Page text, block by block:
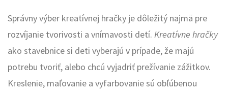
Správny výber kreatívnej hračky je dôležitý najmä pre
rozvíjanie tvorivosti a vnímavosti detí. Kreatívne hračky
ako stavebnice si deti vyberajú v prípade, že majú
potrebu tvoriť, alebo chcú vyjadriť prežívanie zážitkov.
Kreslenie, maľovanie a vyfarbovanie sú obľúbenou